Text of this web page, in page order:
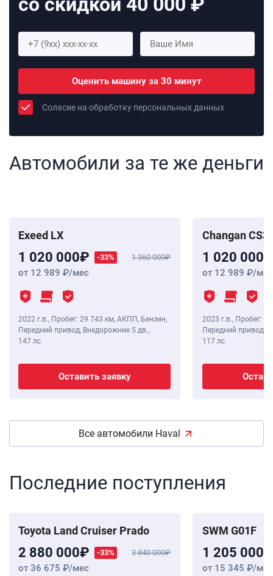
Оценить машину за 30 минут
Соласие на обработку персональных данных
Автомобили за те же деньги
Exeed LX
1 020 000 -33% 1 360 000
от 12 989 /мес
2022 г.в., Пробег: 29 743 км, АКПП, Бензин,
Передний привод, Внедорожник 5 дв.,
147 лс
Оставить заявку
Changan
1 020 000
от 12 989 /мес
2023 г.в., Пробег:
Передний привод,
117 лс
Все автомобили Haval
Последние поступления
Toyota Land Cruiser Prado
2 880 000 -33% 3 840 000
от 36 675 /мес
SWM G01F
1 205 000
от 15 345 /мес